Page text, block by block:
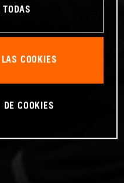
COOKIES
COOKIES